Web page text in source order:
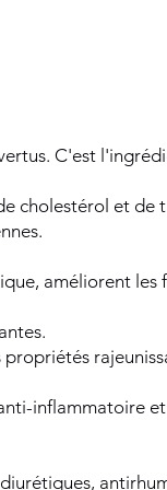
C'est
cholestérol et de
améliorent les
inflammatoire